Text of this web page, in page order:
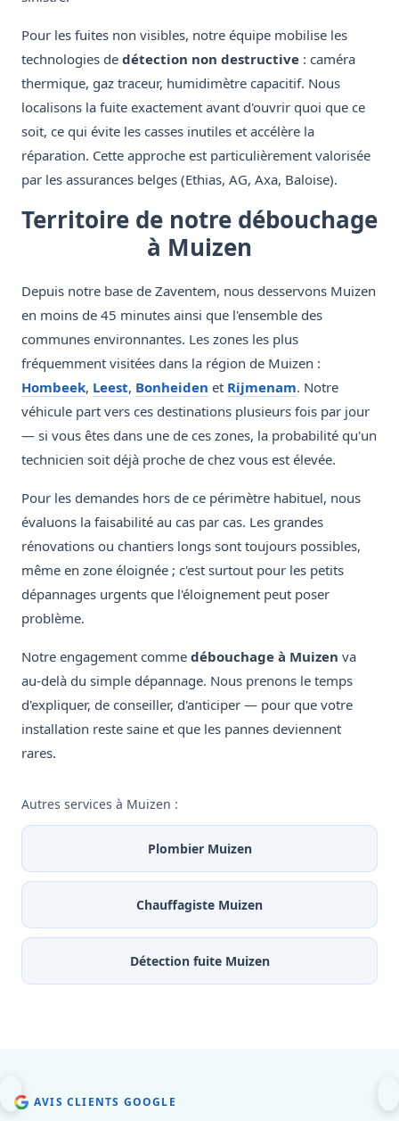
Pour les fuites non visibles, notre équipe mobilise les
technologies de détection non destructive : caméra
thermique, gaz traceur, humidimètre capacitif. Nous
localisons la fuite exactement avant d'ouvrir quoi que ce
soit, ce qui évite les casses inutiles et accélère la
réparation. Cette approche est particulièrement valorisée
par les assurances belges (Ethias, AG, Axa, Baloise).
Territoire de notre débouchage
à Muizen
Depuis notre base de Zaventem, nous desservons Muizen
en moins de 45 minutes ainsi que l'ensemble des
communes environnantes. Les zones les plus
fréquemment visitées dans la région de Muizen :
Hombeek, Leest, Bonheiden et Rijmenam. Notre
véhicule part vers ces destinations plusieurs fois par jour
— si vous êtes dans une de ces zones, la probabilité qu'un
technicien soit déjà proche de chez vous est élevée.
Pour les demandes hors de ce périmètre habituel, nous
évaluons la faisabilité au cas par cas. Les grandes
rénovations ou chantiers longs sont toujours possibles,
même en zone éloignée ; c'est surtout pour les petits
dépannages urgents que l'éloignement peut poser
problème.
Notre engagement comme débouchage à Muizen va
au-delà du simple dépannage. Nous prenons le temps
d'expliquer, de conseiller, d'anticiper — pour que votre
installation reste saine et que les pannes deviennent
rares.
Autres services à Muizen :
Plombier Muizen
Chauffagiste Muizen
Détection fuite Muizen
AVIS CLIENTS GOOGLE